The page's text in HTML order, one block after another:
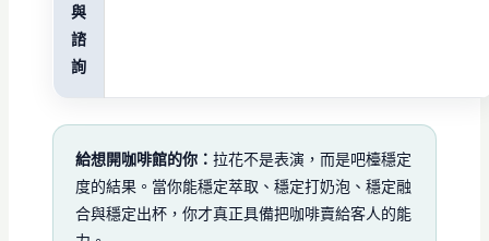
與
諮
詢
給想開咖啡館的你： 拉花不是表演，而是吧檯穩定
度的結果。當你能穩定萃取、穩定打奶泡、穩定融
合與穩定出杯，你才真正具備把咖啡賣給客人的能